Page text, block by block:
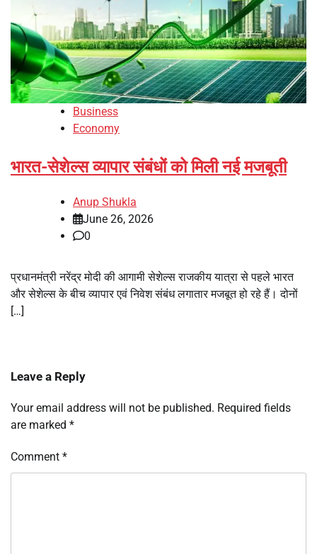
Business
Economy
भारत-सेशेल्स व्यापार संबंधों को मिली नई मजबूती
Anup Shukla
June 26, 2026
0
प्रधानमंत्री नरेंद्र मोदी की आगामी सेशेल्स राजकीय यात्रा से पहले भारत
और सेशेल्स के बीच व्यापार एवं निवेश संबंध लगातार मजबूत हो रहे हैं। दोनों
[…]
Leave a Reply
Your email address will not be published. Required fields
are marked *
Comment *